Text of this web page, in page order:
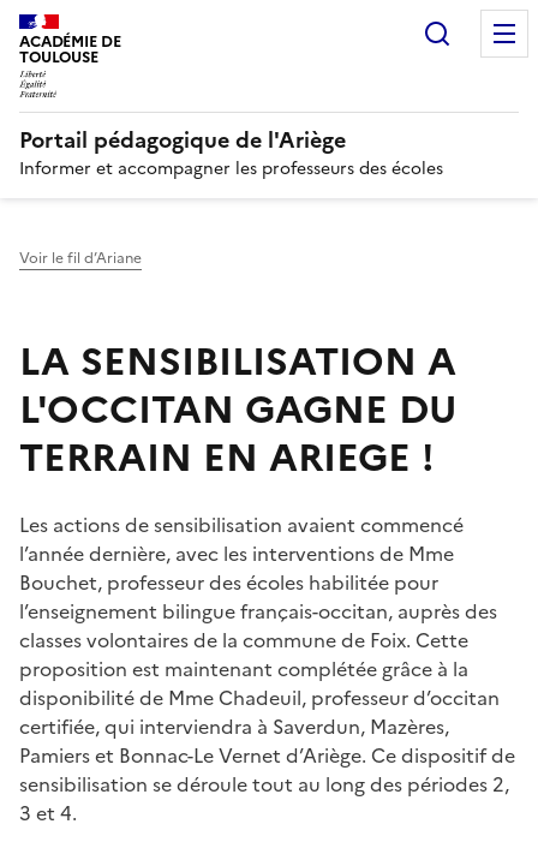
ACADÉMIE DE
TOULOUSE
Portail pédagogique de l'Ariège
Informer et accompagner les professeurs des écoles
Voir le fil d’Ariane
LA SENSIBILISATION A
L'OCCITAN GAGNE DU
TERRAIN EN ARIEGE !
Les actions de sensibilisation avaient commencé
l’année dernière, avec les interventions de Mme
Bouchet, professeur des écoles habilitée pour
l’enseignement bilingue français-occitan, auprès des
classes volontaires de la commune de Foix. Cette
proposition est maintenant complétée grâce à la
disponibilité de Mme Chadeuil, professeur d’occitan
certifiée, qui interviendra à Saverdun, Mazères,
Pamiers et Bonnac-Le Vernet d’Ariège. Ce dispositif de
sensibilisation se déroule tout au long des périodes 2,
3 et 4.